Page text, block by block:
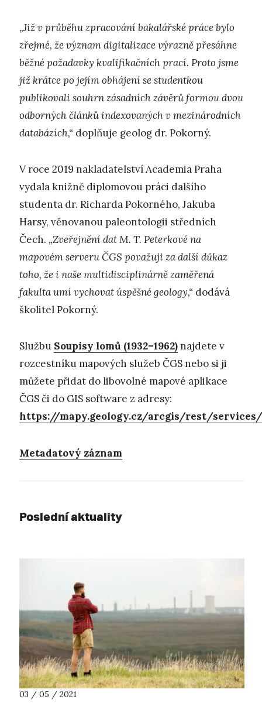
„Již v průběhu zpracování bakalářské práce bylo
zřejmé, že význam digitalizace výrazně přesáhne
běžné požadavky kvalifikačních prací. Proto jsme
již krátce po jejím obhájení se studentkou
publikovali souhrn zásadních závěrů formou dvou
odborných článků indexovaných v mezinárodních
databázích,“ doplňuje geolog dr. Pokorný.
V roce 2019 nakladatelství Academia Praha
vydala knižně diplomovou práci dalšího
studenta dr. Richarda Pokorného, Jakuba
Harsy, věnovanou paleontologii středních
Čech. „Zveřejnění dat M. T. Peterkové na
mapovém serveru ČGS považuji za další důkaz
toho, že i naše multidisciplinárně zaměřená
fakulta umí vychovat úspěšné geology,“ dodává
školitel Pokorný.
Službu Soupisy lomů (1932–1962)najdete v
rozcestníku mapových služeb ČGS nebo si ji
můžete přidat do libovolné mapové aplikace
ČGS či do GIS software z adresy:
https://mapy.geology.cz/arcgis/rest/
Metadatový záznam
Poslední aktuality
03 / 05 / 2021